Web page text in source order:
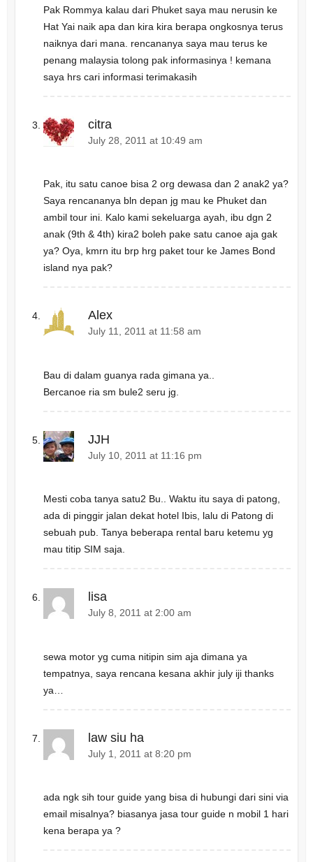
Pak Rommya kalau dari Phuket saya mau nerusin ke
Hat Yai naik apa dan kira kira berapa ongkosnya terus
naiknya dari mana. rencananya saya mau terus ke
penang malaysia tolong pak informasinya ! kemana
saya hrs cari informasi terimakasih
citra
July 28, 2011 at 10:49 am
Pak, itu satu canoe bisa 2 org dewasa dan 2 anak2 ya?
Saya rencananya bln depan jg mau ke Phuket dan
ambil tour ini. Kalo kami sekeluarga ayah, ibu dgn 2
anak (9th & 4th) kira2 boleh pake satu canoe aja gak
ya? Oya, kmrn itu brp hrg paket tour ke James Bond
island nya pak?
Alex
July 11, 2011 at 11:58 am
Bau di dalam guanya rada gimana ya..
Bercanoe ria sm bule2 seru jg.
JJH
July 10, 2011 at 11:16 pm
Mesti coba tanya satu2 Bu.. Waktu itu saya di patong,
ada di pinggir jalan dekat hotel Ibis, lalu di Patong di
sebuah pub. Tanya beberapa rental baru ketemu yg
mau titip SIM saja.
lisa
July 8, 2011 at 2:00 am
sewa motor yg cuma nitipin sim aja dimana ya
tempatnya, saya rencana kesana akhir july iji thanks
ya…
law siu ha
July 1, 2011 at 8:20 pm
ada ngk sih tour guide yang bisa di hubungi dari sini via
email misalnya? biasanya jasa tour guide n mobil 1 hari
kena berapa ya ?